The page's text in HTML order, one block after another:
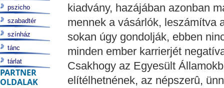
kiadvány, hazájában azonban
mennek a vásárlók, leszámítva
sokan úgy gondolják, ebben
minden ember karrierjét
Csakhogy az Egyesült
elítélhetnének, az népszerû,
pszicho
szabadtér
színház
tánc
tárlat
PARTNER
OLDALAK